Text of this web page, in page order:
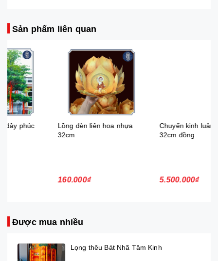
Sản phẩm liên quan
Lồng đèn liên hoa nhựa
Chuyển kinh luân điện
Được mua nhiều
Lọng thêu Bát Nhã Tâm Kinh